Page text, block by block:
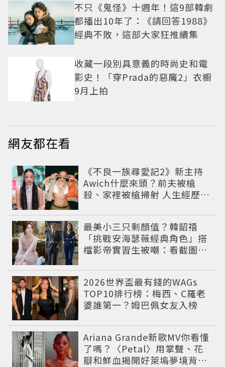
不只《鬼怪》十週年！這9部韓劇
都播出10年了：《請回答1988》
經典不敗，這部大家狂推續集
收藏一段別具意義的時尚史和電
影史！「穿Prada的惡魔2」衣櫥
9月上拍
網友都在看
《不良一族尋愛記2》新主持
Awich什麼來頭？前夫被槍
殺、家裡被槍掃射 人生經歷比
最美小三只剩顏值？韓韶禧
「挑戰安海瑟薇經典角色」搭
檔影帝實習生被嘲：看截圖就
2026世界盃最有錢的WAGs
TOP10排行榜：梅西、C羅老
婆誰第一？姆巴佩女友入榜
Ariana Grande新歌MV你看懂
了嗎？〈Petal〉用掌聲、花
瓣和鮮血揭開好萊塢夢境背後